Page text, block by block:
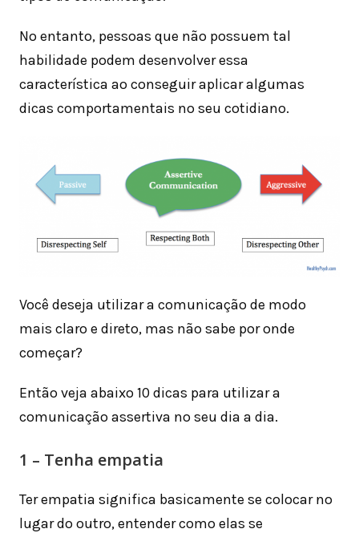
No entanto, pessoas que não possuem tal
habilidade podem desenvolver essa
característica ao conseguir aplicar algumas
dicas comportamentais no seu cotidiano.
Você deseja utilizar a comunicação de modo
mais claro e direto, mas não sabe por onde
começar?
Então veja abaixo 10 dicas para utilizar a
comunicação assertiva no seu dia a dia.
1 – Tenha empatia
Ter empatia significa basicamente se colocar no
lugar do outro, entender como elas se